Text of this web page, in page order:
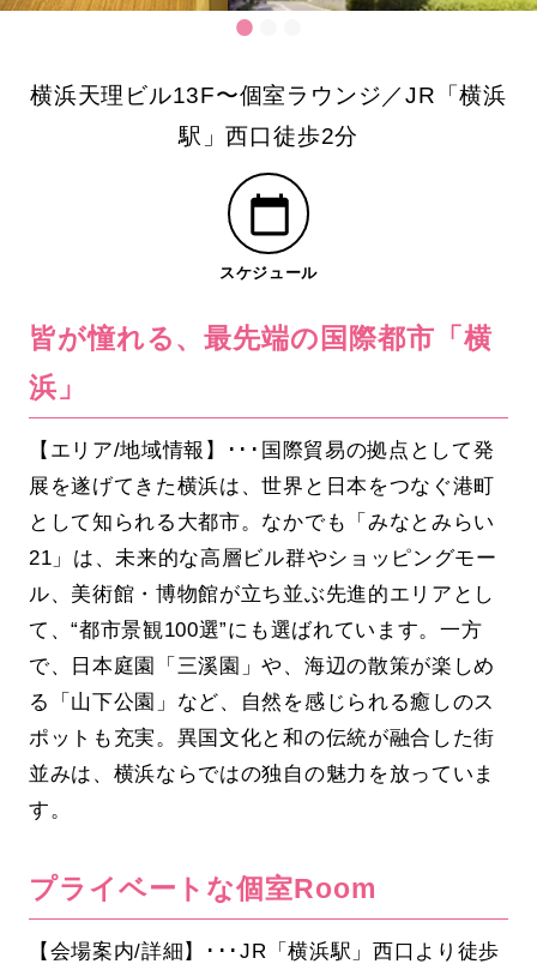
横浜天理ビル13F〜個室ラウンジ／JR「横浜
駅」西口徒歩2分
スケジュール
皆が憧れる、最先端の国際都市「横
浜」
【エリア/地域情報】･･･国際貿易の拠点として発
展を遂げてきた横浜は、世界と日本をつなぐ港町
として知られる大都市。なかでも「みなとみらい
21」は、未来的な高層ビル群やショッピングモー
ル、美術館・博物館が立ち並ぶ先進的エリアとし
て、“都市景観100選”にも選ばれています。一方
で、日本庭園「三溪園」や、海辺の散策が楽しめ
る「山下公園」など、自然を感じられる癒しのス
ポットも充実。異国文化と和の伝統が融合した街
並みは、横浜ならではの独自の魅力を放っていま
す。
プライベートな個室Room
【会場案内/詳細】･･･JR「横浜駅」西口より徒歩